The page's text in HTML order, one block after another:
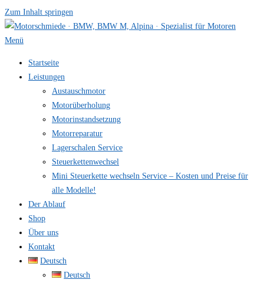
Zum Inhalt springen
Menü
Startseite
Leistungen
Austauschmotor
Motorüberholung
Motorinstandsetzung
Motorreparatur
Lagerschalen Service
Steuerkettenwechsel
Mini Steuer­kette wechseln Service – Kosten und Preise für
alle Modelle!
Der Ablauf
Shop
Über uns
Kontakt
Deutsch
Deutsch